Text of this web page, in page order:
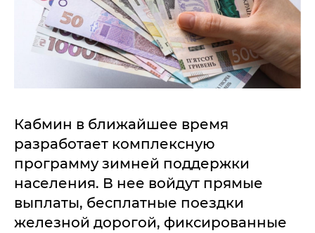
Кабмин в ближайшее время
разработает комплексную
программу зимней поддержки
населения. В нее войдут прямые
выплаты, бесплатные поездки
железной дорогой, фиксированные